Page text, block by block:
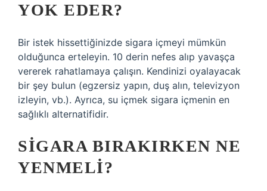
YOK EDER?
Bir istek hissettiğinizde sigara içmeyi mümkün
olduğunca erteleyin. 10 derin nefes alıp yavaşça
vererek rahatlamaya çalışın. Kendinizi oyalayacak
bir şey bulun (egzersiz yapın, duş alın, televizyon
izleyin, vb.). Ayrıca, su içmek sigara içmenin en
sağlıklı alternatifidir.
SIGARA BIRAKIRKEN NE
YENMELI?